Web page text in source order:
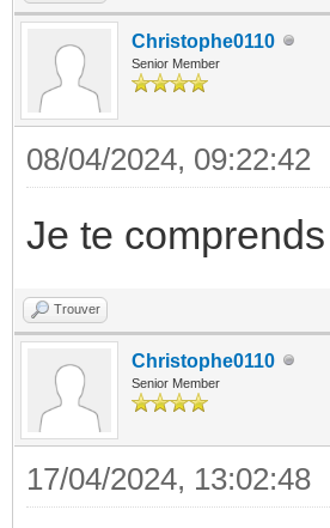
Christophe0110
Senior Member
08/04/2024, 09:22:42
Je te
Trouver
Christophe0110
Senior Member
17/04/2024, 13:02:48